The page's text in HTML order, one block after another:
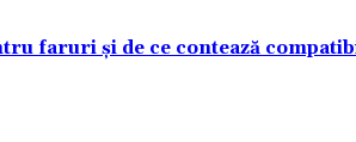
faruri și de ce contează